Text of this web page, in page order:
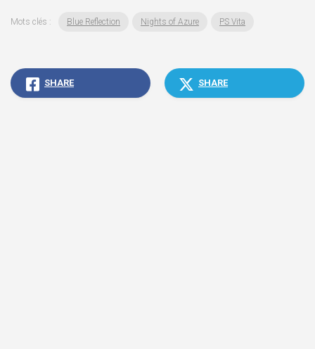
Mots clés : Blue Reflection Nights of Azure PS Vita
SHARE SHARE